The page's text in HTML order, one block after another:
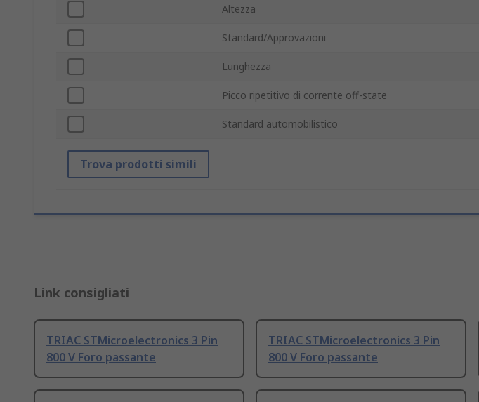
Altezza
Standard/Approvazioni
Lunghezza
Picco ripetitivo di corrente off-state
Standard automobilistico
Trova prodotti simili
Link consigliati
TRIAC STMicroelectronics 3 Pin
800 V Foro passante
TRIAC STMicroelectronics 3 Pin
800 V Foro passante